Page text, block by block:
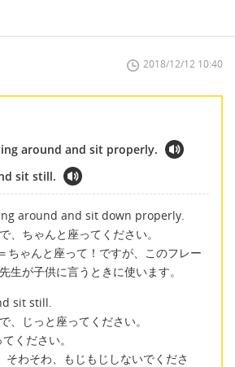
2018/12/12 10:40
around and sit properly.
sit still.
around and sit down properly.
、ちゃんと座ってください。
ゃんと座って！ですが、このフレー
生が子供に言うときに使います。
sit still.
、じっと座ってください。
ください。
そわ、もじもじしないでくださ